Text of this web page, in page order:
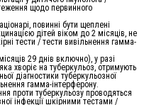
щодо первинного
повинні бути щеплені
дітей віком до 2 місяців, не
тести / тести вивільнення гамма-
29 днів включно), у разі
хворіє на туберкульоз, отримують
діагностики туберкульозної
гамма-інтерферону.
проти туберкульозу проводяться
інфекції шкірними тестами /